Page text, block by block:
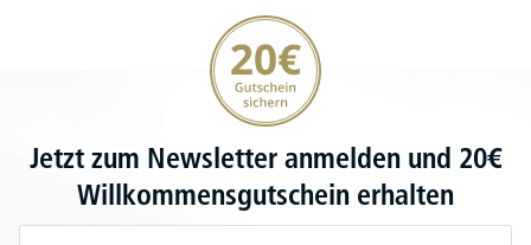
20€ Gutschein sichern
Jetzt zum Newsletter anmelden und 20€
Willkommensgutschein erhalten